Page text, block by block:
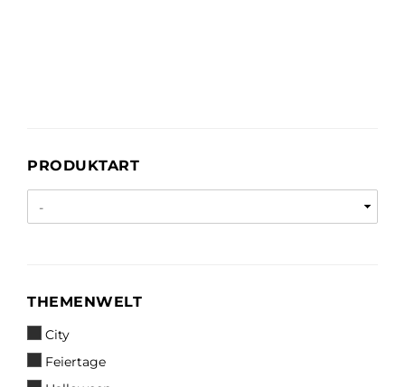
PRODUKTART
PRODUKTART
THEMENWELT
THEMENWELT
City
Feiertage